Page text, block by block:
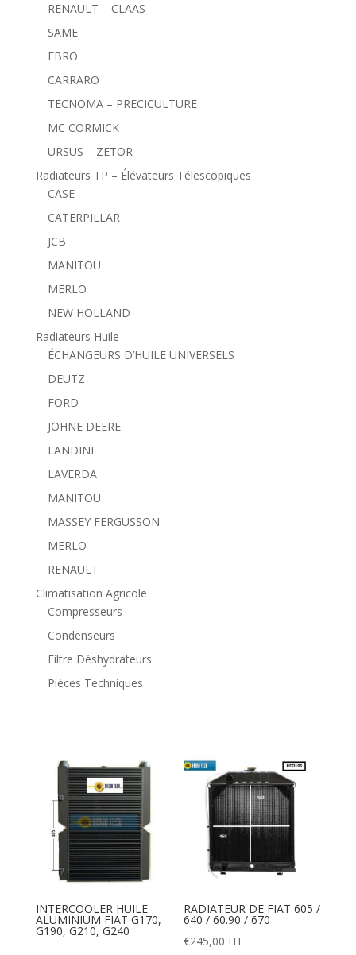
RENAULT – CLAAS
SAME
EBRO
CARRARO
TECNOMA – PRECICULTURE
MC CORMICK
URSUS – ZETOR
Radiateurs TP – Élévateurs Télescopiques
CASE
CATERPILLAR
JCB
MANITOU
MERLO
NEW HOLLAND
Radiateurs Huile
ÉCHANGEURS D’HUILE UNIVERSELS
DEUTZ
FORD
JOHNE DEERE
LANDINI
LAVERDA
MANITOU
MASSEY FERGUSSON
MERLO
RENAULT
Climatisation Agricole
Compresseurs
Condenseurs
Filtre Déshydrateurs
Pièces Techniques
INTERCOOLER HUILE
ALUMINIUM FIAT G170,
G190, G210, G240
RADIATEUR DE FIAT 605 /
640 / 60.90 / 670
€245,00 HT